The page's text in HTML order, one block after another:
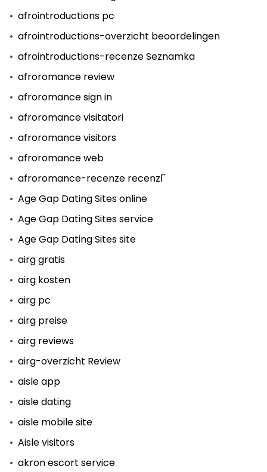
afrointroductions pc
afrointroductions-overzicht beoordelingen
afrointroductions-recenze Seznamka
afroromance review
afroromance sign in
afroromance visitatori
afroromance visitors
afroromance web
afroromance-recenze recenzГ­
Age Gap Dating Sites online
Age Gap Dating Sites service
Age Gap Dating Sites site
airg gratis
airg kosten
airg pc
airg preise
airg reviews
airg-overzicht Review
aisle app
aisle dating
aisle mobile site
Aisle visitors
akron escort service